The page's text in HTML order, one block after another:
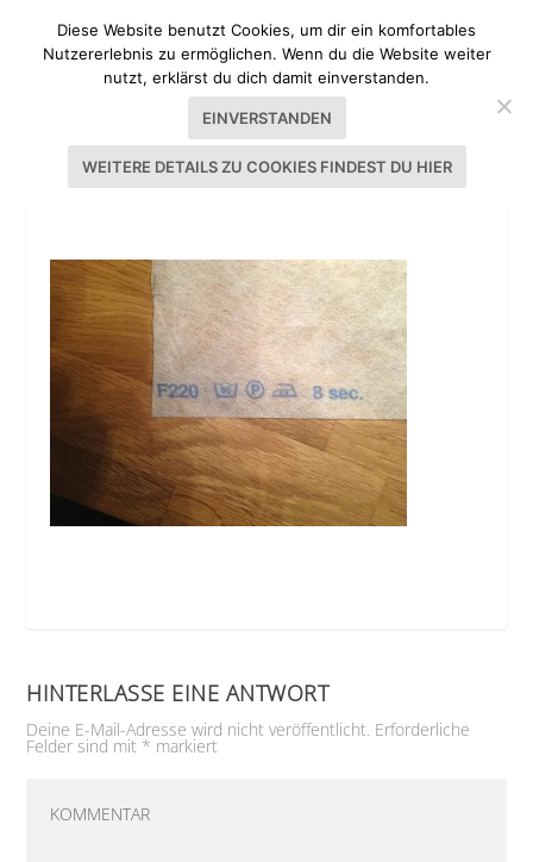
TUTORIAL DIRNDL NÄHEN
HINTERLASSE EINE ANTWORT
Deine E-Mail-Adresse wird nicht veröffentlicht. Erforderliche
Felder sind mit * markiert
Diese Website benutzt Cookies, um dir ein komfortables
Nutzererlebnis zu ermöglichen. Wenn du die Website weiter
nutzt, erklärst du dich damit einverstanden.
EINVERSTANDEN
WEITERE DETAILS ZU COOKIES FINDEST DU HIER